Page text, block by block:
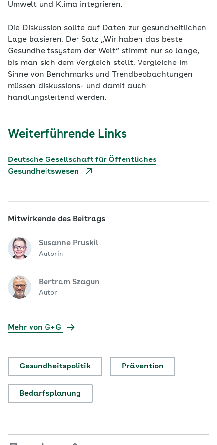
Umwelt und Klima integrieren.
Die Diskussion sollte auf Daten zur gesundheitlichen
Lage basieren. Der Satz „Wir haben das beste
Gesundheitssystem der Welt“ stimmt nur so lange,
bis man sich dem Vergleich stellt. Vergleiche im
Sinne von Benchmarks und Trendbeobachtungen
müssen diskussions- und damit auch
handlungsleitend werden.
Weiterführende Links
Deutsche Gesellschaft für Öffentliches
Gesundheitswesen
Mitwirkende des Beitrags
Susanne Pruskil
Autorin
Bertram Szagun
Autor
Mehr von G+G
Gesundheitspolitik Prävention
Bedarfsplanung